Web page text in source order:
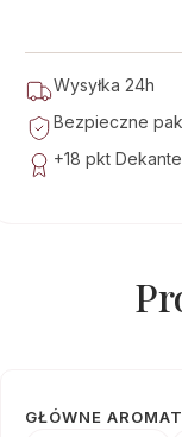
Wysyłka 24h
Bezpieczne
+18 pkt
GŁÓWNE